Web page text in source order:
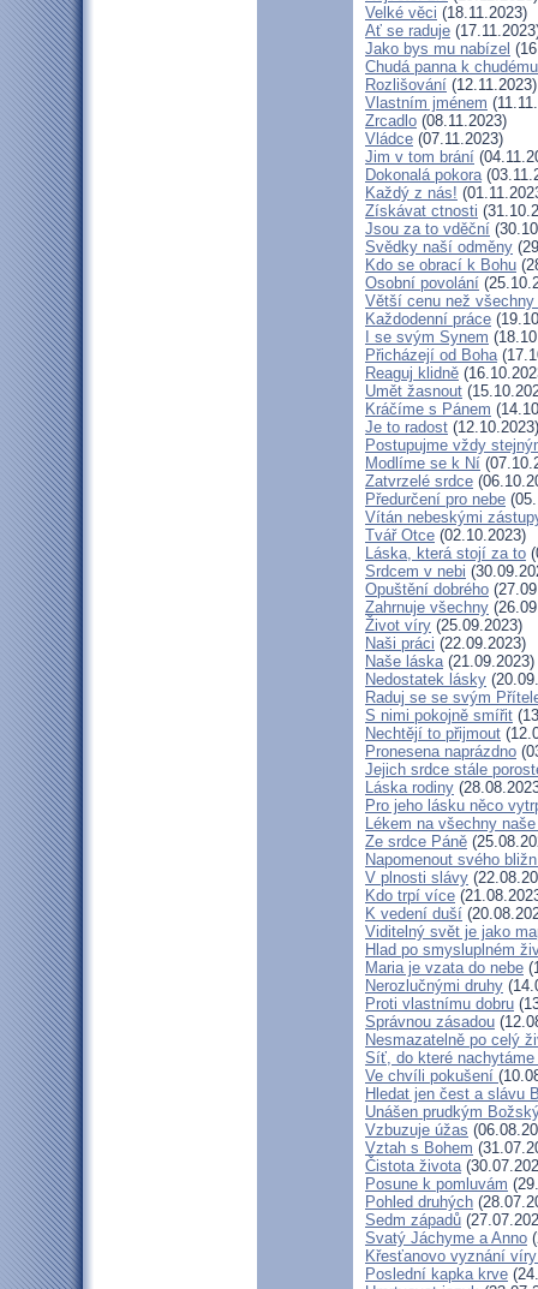
Velké věci (18.11.2023)
Ať se raduje
Jako bys mu nabízel
Chudá panna k
Rozlišování (12.11.2023)
Vlastním jménem
Zrcadlo (08.11.2023)
Vládce (07.11.2023)
Jim v tom brání
Dokonalá pokora
Každý z nás!
Získávat ctnosti
Jsou za to vděční
Svědky naší odměny
Kdo se obrací k Bohu
Osobní povolání
Větší cenu než všechny
Každodenní práce
I se svým Synem
Přicházejí od Boha
Reaguj klidně
Umět žasnout
Kráčíme s Pánem
Je to radost (12.10.2023)
Postupujme vždy
Modlíme se k Ní
Zatvrzelé srdce
Předurčení pro nebe
Vítán nebeskými
Tvář Otce (02.10.2023)
Láska, která stojí za to
Srdcem v nebi
Opuštění dobrého
Zahrnuje všechny
Život víry (25.09.2023)
Naši práci (22.09.2023)
Naše láska(21.09.2023)
Nedostatek lásky
Raduj se se svým
S nimi pokojně smířit
Nechtějí to přijmout
Pronesena naprázdno
Jejich srdce stále
Láska rodiny
Pro jeho lásku něco
Lékem na všechny
Ze srdce Páně
Napomenout svého
V plnosti slávy
Kdo trpí více
K vedení duší
Viditelný svět je jako
Hlad po smysluplném
Maria je vzata do nebe
Nerozlučnými druhy
Proti vlastnímu dobru
Správnou zásadou
Nesmazatelně po celý
Síť, do které
Ve chvíli pokušení
Hledat jen čest a slávu
Unášen prudkým
Vzbuzuje úžas
Vztah s Bohem
Čistota života
Posune k pomluvám
Pohled druhých
Sedm západů
Svatý Jáchyme a Anno
Křesťanovo vyznání
Poslední kapka krve